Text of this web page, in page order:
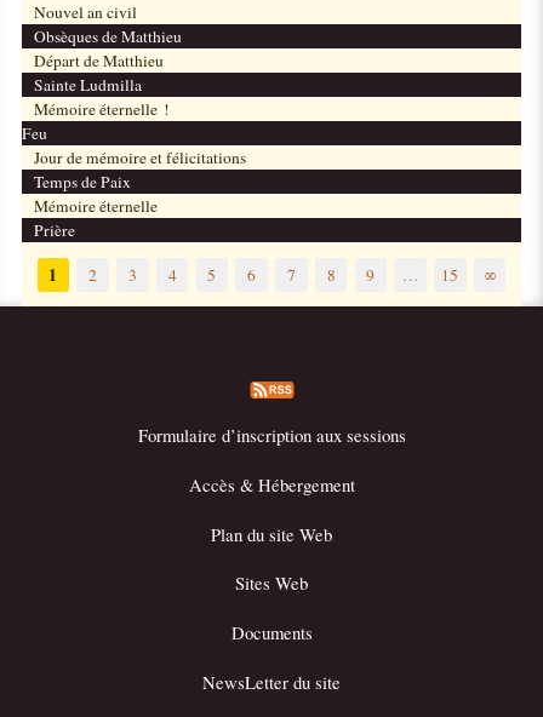
Nouvel an civil
Obsèques de Matthieu
Départ de Matthieu
Sainte Ludmilla
Mémoire éternelle !
Feu
Jour de mémoire et félicitations
Temps de Paix
Mémoire éternelle
Prière
1 2 3 4 5 6 7 8 9 … 15 ∞
Formulaire d’inscription aux sessions
Accès & Hébergement
Plan du site Web
Sites Web
Documents
NewsLetter du site